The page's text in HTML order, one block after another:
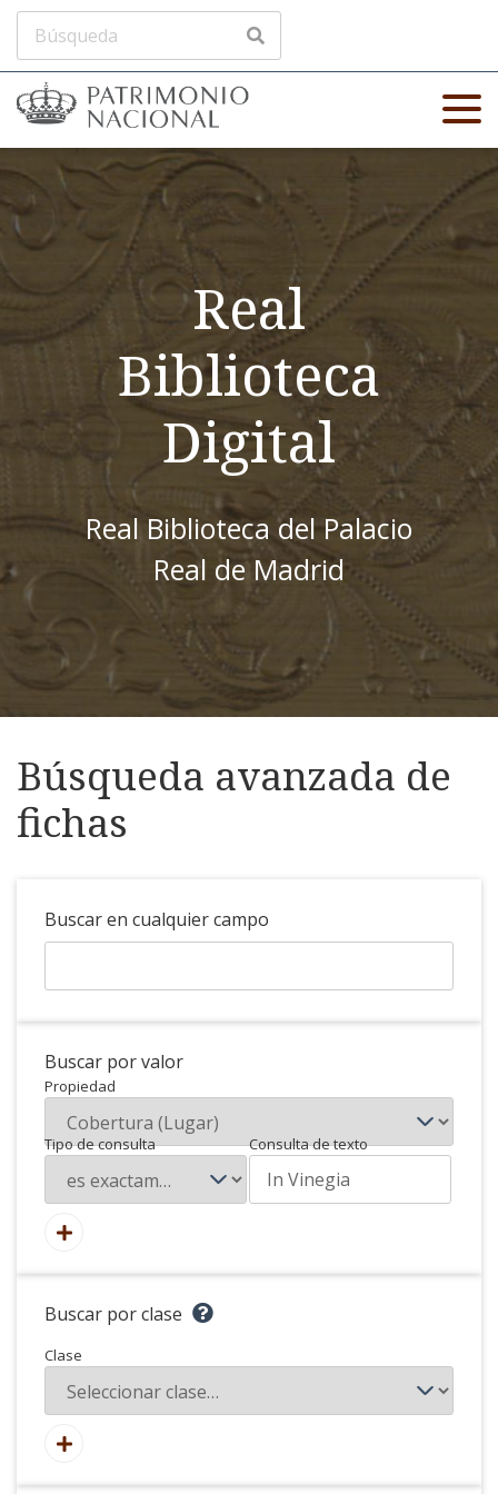
Real
Biblioteca
Digital
Real Biblioteca del Palacio
Real de Madrid
Búsqueda avanzada de
fichas
Buscar en cualquier campo
Buscar por valor
Propiedad
Tipo de consulta Consulta de texto
Buscar por clase
Clase